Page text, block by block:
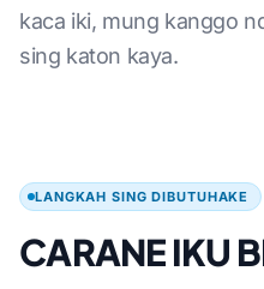
kaca iki, mung kanggo
sing katon kaya.
LANGKAH SING DIBUTUHAKE
CARANE IKU